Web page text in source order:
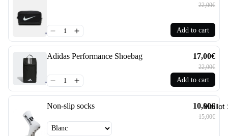
Maillot
22,00€
Add to cart
Adidas Performance Shoebag 17,00€
22,00€
Add to cart
Non-slip socks 10,00€
15,00€